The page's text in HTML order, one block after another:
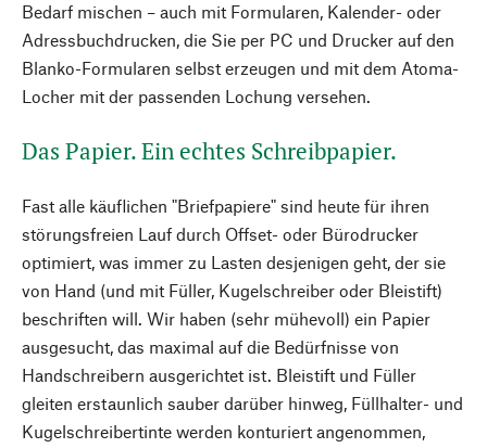
Bedarf mischen – auch mit Formularen, Kalender- oder
Adressbuchdrucken, die Sie per PC und Drucker auf den
Blanko-Formularen selbst erzeugen und mit dem Atoma-
Locher mit der passenden Lochung versehen.
Das Papier. Ein echtes Schreibpapier.
Fast alle käuflichen "Briefpapiere" sind heute für ihren
störungsfreien Lauf durch Offset- oder Bürodrucker
optimiert, was immer zu Lasten desjenigen geht, der sie
von Hand (und mit Füller, Kugelschreiber oder Bleistift)
beschriften will. Wir haben (sehr mühevoll) ein Papier
ausgesucht, das maximal auf die Bedürfnisse von
Handschreibern ausgerichtet ist. Bleistift und Füller
gleiten erstaunlich sauber darüber hinweg, Füllhalter- und
Kugelschreibertinte werden konturiert angenommen,